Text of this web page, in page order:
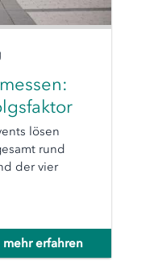
lösen
rund
der vier
mehr erfahren